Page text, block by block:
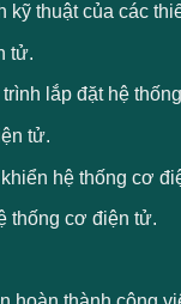
thuật của các
tử.
lắp đặt hệ
tử.
hệ thống cơ
thống cơ điện tử.